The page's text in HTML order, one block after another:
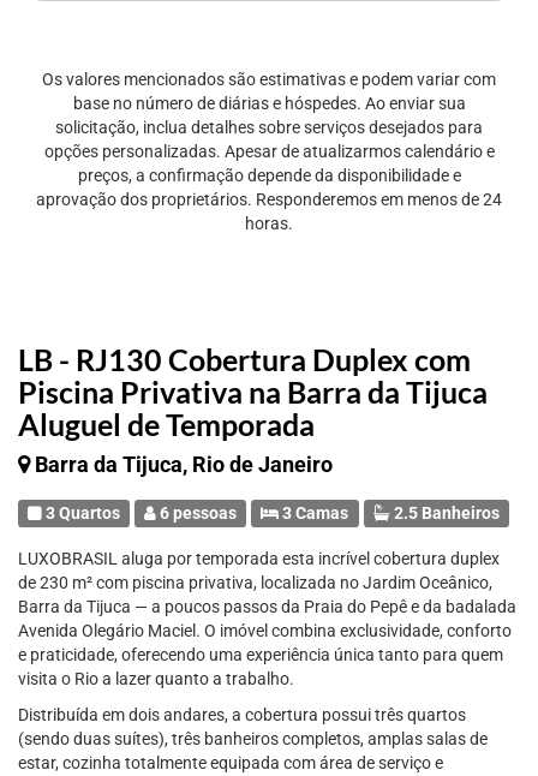
LB - RJ130 Cobertura Duplex com
Piscina Privativa na Barra da Tijuca
Aluguel de Temporada
Barra da Tijuca, Rio de Janeiro
3 Quartos 6 pessoas 3 Camas 2.5 Banheiros
LUXOBRASIL aluga por temporada esta incrível cobertura duplex
de 230 m² com piscina privativa, localizada no Jardim Oceânico,
Barra da Tijuca — a poucos passos da Praia do Pepê e da badalada
Avenida Olegário Maciel. O imóvel combina exclusividade, conforto
e praticidade, oferecendo uma experiência única tanto para quem
visita o Rio a lazer quanto a trabalho.
Distribuída em dois andares, a cobertura possui três quartos
(sendo duas suítes), três banheiros completos, amplas salas de
estar, cozinha totalmente equipada com área de serviço e
Os valores mencionados são estimativas e podem variar com
base no número de diárias e hóspedes. Ao enviar sua
solicitação, inclua detalhes sobre serviços desejados para
opções personalizadas. Apesar de atualizarmos calendário e
preços, a confirmação depende da disponibilidade e
aprovação dos proprietários. Responderemos em menos de 24
horas.